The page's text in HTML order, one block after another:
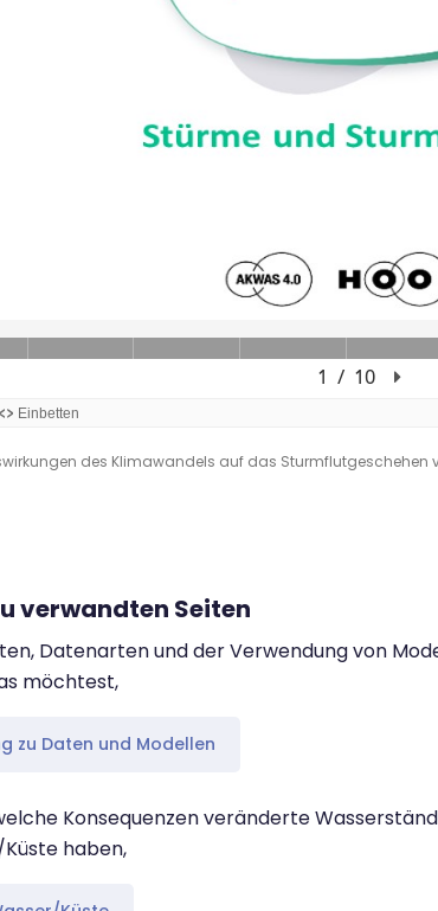
des Klimawandels auf das Sturmflutgeschehen
verwandten Seiten
Datenarten und der Verwendung von
möchtest,
zu Daten und Modellen
Konsequenzen veränderte
haben,